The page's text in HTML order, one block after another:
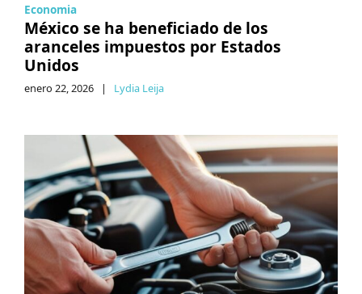
Economia
México se ha beneficiado de los
aranceles impuestos por Estados
Unidos
enero 22, 2026 | Lydia Leija